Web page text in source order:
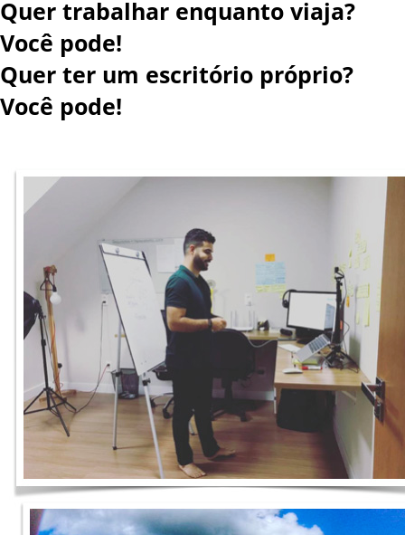
Quer trabalhar enquanto viaja?
Você pode!
Quer ter um escritório próprio?
Você pode!